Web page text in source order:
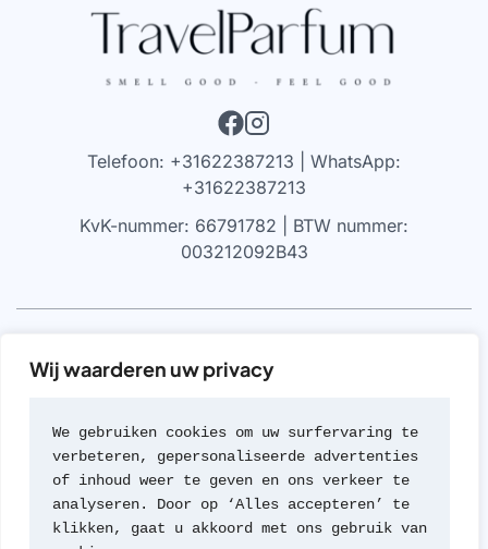
Wij waarderen uw privacy
We gebruiken cookies om uw surfervaring te
verbeteren, gepersonaliseerde advertenties
of inhoud weer te geven en ons verkeer te
analyseren. Door op ‘Alles accepteren’ te
klikken, gaat u akkoord met ons gebruik van
Telefoon: +31622387213 | WhatsApp:
+31622387213
KvK-nummer: 66791782 | BTW nummer:
003212092B43
VRIJWARING
gekocht bij geautoriseerde leveranciers of van de
merken zelf (met geen van beide hebben we een
formele rechtsverhouding). Wij werken nooit met
namaak of imitaties van geuren; een beleid dat we zeer
serieus nemen.